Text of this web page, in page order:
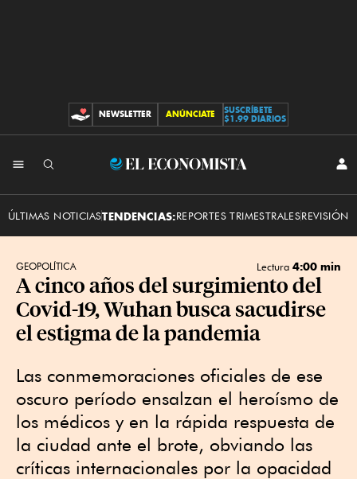
CONTRIBUCIONES
NEWSLETTER ANÚNCIATE
SUSCRÍBETE
$1.99 DIARIOS
El
ÚLTIMAS NOTICIASTENDENCIAS:REPORTES TRIMESTRALESREVISIÓN
GEOPOLÍTICA Lectura 4:00 min
A cinco años del surgimiento del
Covid-19, Wuhan busca sacudirse
el estigma de la pandemia
Las conmemoraciones oficiales de ese
oscuro período ensalzan el heroísmo de
los médicos y en la rápida respuesta de
la ciudad ante el brote, obviando las
críticas internacionales por la opacidad